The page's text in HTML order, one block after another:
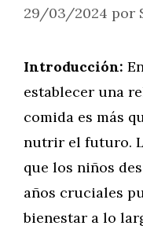
29/03/2024 por
Introducción:
establecer una
comida es más
nutrir el futuro.
que los niños
años cruciales
bienestar a lo